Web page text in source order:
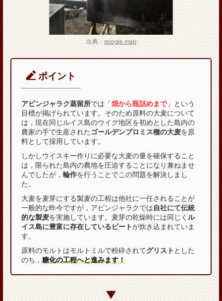
出典：google map
ポイント
アビンジャラク蒸留所では「畑から瓶詰めまで」という
目標が掲げられています。そのため原料の大麦について
は，現在同じルイス島のウイグ地区を初めとした島内の
農家の手で生産された ゴールデンプロミス種の大麦を原
料として採用しています。
しかしウイスキー作りに必要な大麦の量を確保すること
は，限られた島内の農地を圧迫することになり兼ねませ
んでしたが， 輪作を行うことでこの問題を解決しまし
た。
大麦を麦芽にする製麦の工程は他社に一任されることが
一般的な昨今ですが，アビンジャラクでは自社にて伝統
的な製麦を実施しています。麦芽の乾燥時には同じく ル
イス島に豊富に存在しているピートが炊き込まれていま
す。
原料のモルトはモルトミルで粉砕されてグリスト とした
のち， 糖化の工程へと進みます！
▼